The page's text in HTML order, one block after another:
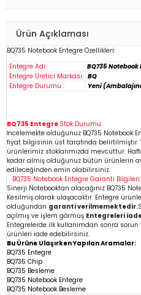
Ürün Açıklaması
BQ735 Notebook Entegre Özellikleri:
Entegre Adı:
BQ735 Notebook
Entegre Üretici Markası: BQ
Entegre Durumu :
Yeni
BQ735 Entegre Stok Durumu:
İncelemekte olduğunuz BQ735 Notebook
fiyat bilgisinin üst tarafında belirtilmiştir.
ürünlerimiz stoklarımızda mevcuttur.
kadar almış olduğunuz bütün ürünlerin
edileceğinden emin olabilirsiniz.
BQ735 Notebook Entegre Garanti Bilgileri:
Sinerji Notebooktan alacağınız BQ735
Kesilmiş olarak ulaşacaktır. Entegre
olduğundan garanti verilmemektedir.
açılmış ve işlem görmüş Entegreleri
Entegrelerde ilk kullanımdan sonra sorun
ürünleri iade edebilirsiniz.
Bu Ürüne Ulaşırken Yapılan Aramalar:
BQ735 Entegre
BQ735 Chip
BQ735 Besleme
BQ735 Notebook Entegre
BQ735 Notebook Besleme